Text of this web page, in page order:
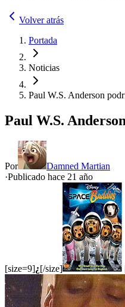
Volver atrás
Portada
Noticias
Paul W.S. Anderson
Paul W.S.
Por
Damned Martian
·Publicado hace 21 año
[size=9]¿[/size]